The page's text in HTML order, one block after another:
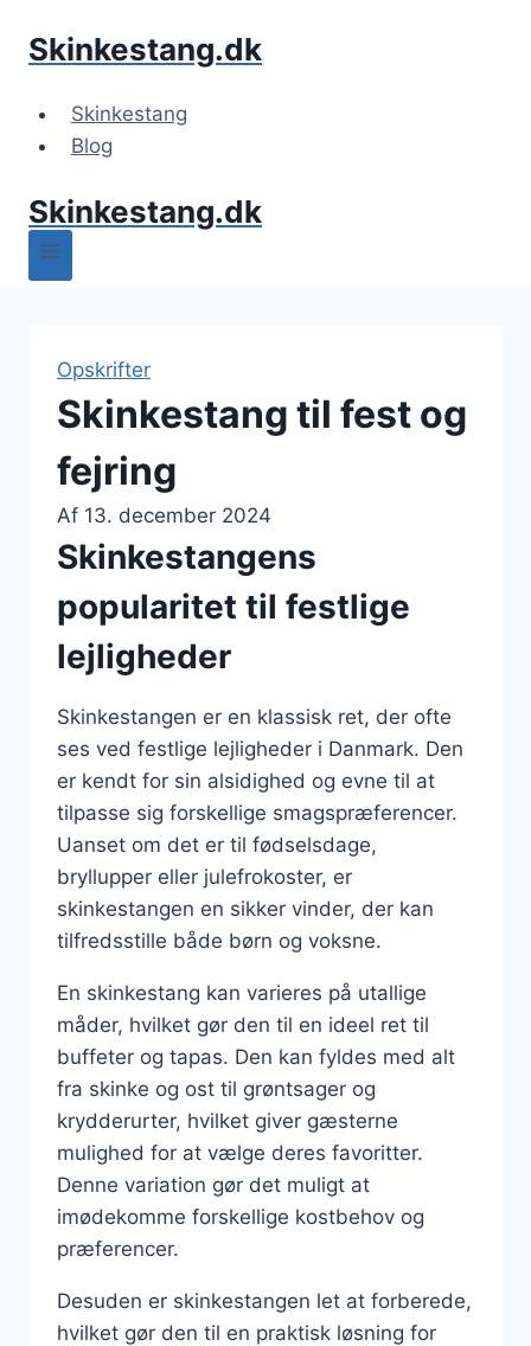
Skinkestang.dk
Skinkestang
Blog
Skinkestang.dk
Opskrifter
Skinkestang til fest og
fejring
Af 13. december 2024
Skinkestangens
popularitet til festlige
lejligheder
Skinkestangen er en klassisk ret, der ofte
ses ved festlige lejligheder i Danmark. Den
er kendt for sin alsidighed og evne til at
tilpasse sig forskellige smagspræferencer.
Uanset om det er til fødselsdage,
bryllupper eller julefrokoster, er
skinkestangen en sikker vinder, der kan
tilfredsstille både børn og voksne.
En skinkestang kan varieres på utallige
måder, hvilket gør den til en ideel ret til
buffeter og tapas. Den kan fyldes med alt
fra skinke og ost til grøntsager og
krydderurter, hvilket giver gæsterne
mulighed for at vælge deres favoritter.
Denne variation gør det muligt at
imødekomme forskellige kostbehov og
præferencer.
Desuden er skinkestangen let at forberede,
hvilket gør den til en praktisk løsning for